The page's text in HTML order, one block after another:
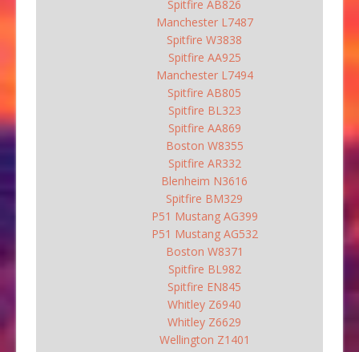
Spitfire AB826
Manchester L7487
Spitfire W3838
Spitfire AA925
Manchester L7494
Spitfire AB805
Spitfire BL323
Spitfire AA869
Boston W8355
Spitfire AR332
Blenheim N3616
Spitfire BM329
P51 Mustang AG399
P51 Mustang AG532
Boston W8371
Spitfire BL982
Spitfire EN845
Whitley Z6940
Whitley Z6629
Wellington Z1401